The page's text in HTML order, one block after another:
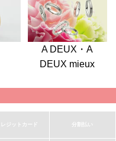
A DEUX・A
DEUX mieux
レジットカード 分割払い